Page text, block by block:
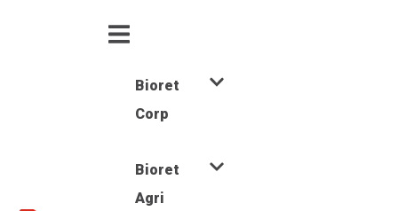
Bioret
Corp
Bioret
Agri